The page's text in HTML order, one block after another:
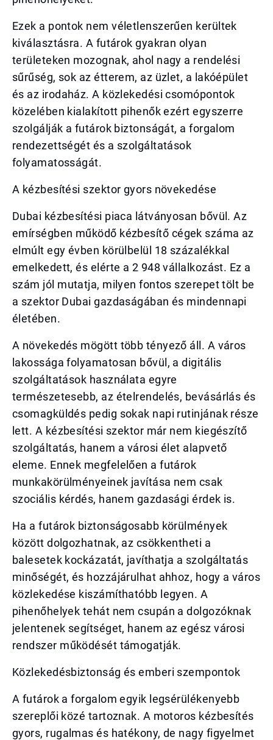
Ezek a pontok nem véletlenszerűen kerültek
kiválasztásra. A futárok gyakran olyan
területeken mozognak, ahol nagy a rendelési
sűrűség, sok az étterem, az üzlet, a lakóépület
és az irodaház. A közlekedési csomópontok
közelében kialakított pihenők ezért egyszerre
szolgálják a futárok biztonságát, a forgalom
rendezettségét és a szolgáltatások
folyamatosságát.
A kézbesítési szektor gyors növekedése
Dubai kézbesítési piaca látványosan bővül. Az
emírségben működő kézbesítő cégek száma az
elmúlt egy évben körülbelül 18 százalékkal
emelkedett, és elérte a 2 948 vállalkozást. Ez a
szám jól mutatja, milyen fontos szerepet tölt be
a szektor Dubai gazdaságában és mindennapi
életében.
A növekedés mögött több tényező áll. A város
lakossága folyamatosan bővül, a digitális
szolgáltatások használata egyre
természetesebb, az ételrendelés, bevásárlás és
csomagküldés pedig sokak napi rutinjának része
lett. A kézbesítési szektor már nem kiegészítő
szolgáltatás, hanem a városi élet alapvető
eleme. Ennek megfelelően a futárok
munkakörülményeinek javítása nem csak
szociális kérdés, hanem gazdasági érdek is.
Ha a futárok biztonságosabb körülmények
között dolgozhatnak, az csökkentheti a
balesetek kockázatát, javíthatja a szolgáltatás
minőségét, és hozzájárulhat ahhoz, hogy a város
közlekedése kiszámíthatóbb legyen. A
pihenőhelyek tehát nem csupán a dolgozóknak
jelentenek segítséget, hanem az egész városi
rendszer működését támogatják.
Közlekedésbiztonság és emberi szempontok
A futárok a forgalom egyik legsérülékenyebb
szereplői közé tartoznak. A motoros kézbesítés
gyors, rugalmas és hatékony, de nagy figyelmet